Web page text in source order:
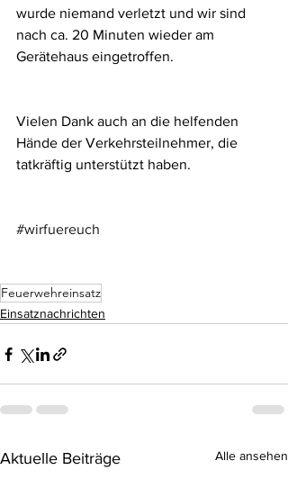
wurde niemand verletzt und wir sind
nach ca. 20 Minuten wieder am
Gerätehaus eingetroffen.
Vielen Dank auch an die helfenden
Hände der Verkehrsteilnehmer, die
tatkräftig unterstützt haben.
#wirfuereuch
Feuerwehreinsatz
Einsatznachrichten
Aktuelle Beiträge Alle ansehen